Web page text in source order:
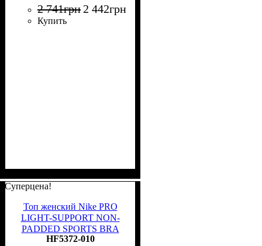
2 741грн 2 442грн
Купить
Суперцена!
Топ женский Nike PRO
LIGHT-SUPPORT NON-
PADDED SPORTS BRA
черный HF5372-010
HF5372-010